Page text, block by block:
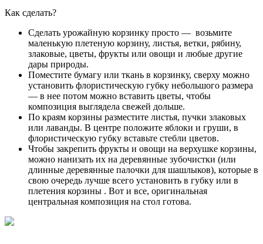
Как сделать?
Сделать урожайную корзинку просто — возьмите
маленькую плетеную корзину, листья, ветки, рябину,
злаковые, цветы, фрукты или овощи и любые другие
дары природы.
Поместите бумагу или ткань в корзинку, сверху можно
установить флористическую губку небольшого размера
— в нее потом можно вставить цветы, чтобы
композиция выглядела свежей дольше.
По краям корзины разместите листья, пучки злаковых
или лаванды. В центре положите яблоки и груши, в
флористическую губку вставьте стебли цветов.
Чтобы закрепить фрукты и овощи на верхушке корзины,
можно нанизать их на деревянные зубочистки (или
длинные деревянные палочки для шашлыков), которые в
свою очередь лучше всего установить в губку или в
плетения корзины . Вот и все, оригинальная
центральная композиция на стол готова.